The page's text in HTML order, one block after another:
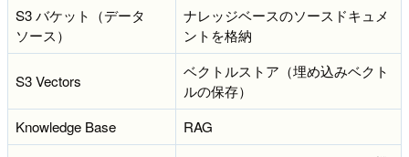
S3 バケット（データ
ソース）
ナレッジベースのソースドキュメ
ントを格納
S3 Vectors
ベクトルストア（埋め込みベクト
ルの保存）
Knowledge Base
RAG